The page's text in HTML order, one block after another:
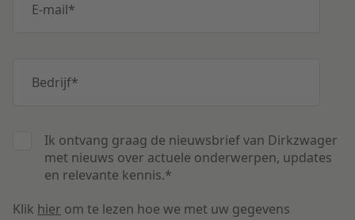
E-mail*
Bedrijf*
Ik ontvang graag de nieuwsbrief van Dirkzwager
met nieuws over actuele onderwerpen, updates
en relevante kennis.*
Klik hier om te lezen hoe we met uw gegevens